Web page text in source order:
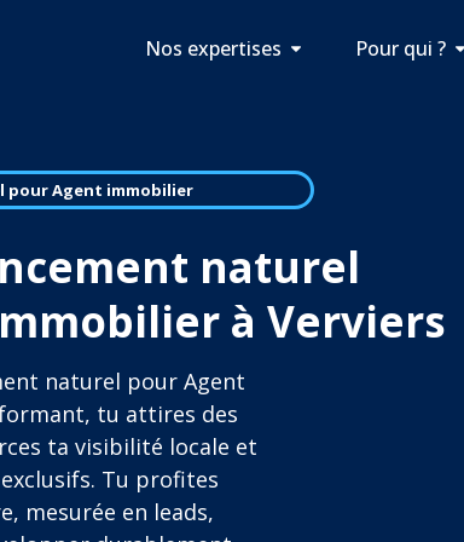
Nos expertises Pour qui ?
pour Agent immobilier
naturel
à Verviers
naturel pour Agent
tu attires des
ta visibilité locale et
Tu profites
mesurée en leads,